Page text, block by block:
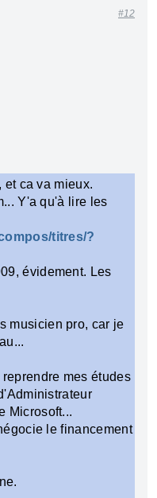
#12
ca va mieux.
Y'a qu'à lire les
titres/?
évidement. Les
musicien pro, car je
mes études
Microsoft...
le financement